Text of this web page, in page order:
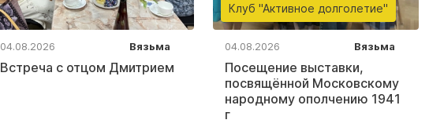
04.08.2026 Вязьма
Встреча с отцом Дмитрием
Клуб "Активное долголетие"
04.08.2026 Вязьма
Посещение выставки,
посвящённой Московскому
народному ополчению 1941
г